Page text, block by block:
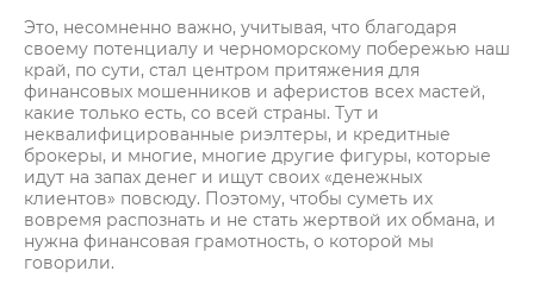
Это, несомненно важно, учитывая, что благодаря
своему потенциалу и черноморскому побережью наш
край, по сути, стал центром притяжения для
финансовых мошенников и аферистов всех мастей,
какие только есть, со всей страны. Тут и
неквалифицированные риэлтеры, и кредитные
брокеры, и многие, многие другие фигуры, которые
идут на запах денег и ищут своих «денежных
клиентов» повсюду. Поэтому, чтобы суметь их
вовремя распознать и не стать жертвой их обмана, и
нужна финансовая грамотность, о которой мы
говорили.